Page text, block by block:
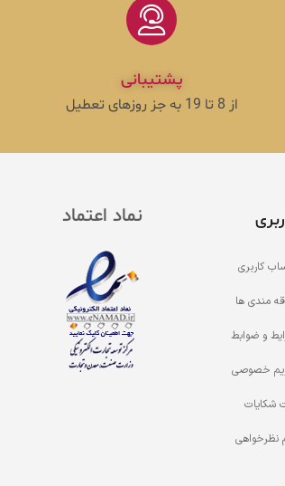
پشتیبانی
از 8 تا 19 به جز روزهای تعطیل
کاربری
مندی ها
و ضوابط
خصوصی
شکایات
نظرخواهی
نماد اعتماد